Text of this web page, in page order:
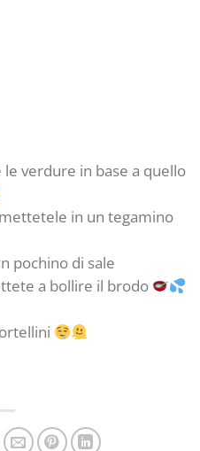
verdure in base a quello
in un tegamino
pochino di sale
a bollire il brodo